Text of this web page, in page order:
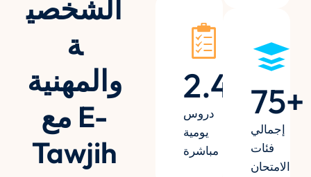
الشخصي
ة
والمهنية
مع E-
Tawjih
2.4 k+
دروس
يومية
مباشرة
75+
إجمالي
فئات
الامتحان